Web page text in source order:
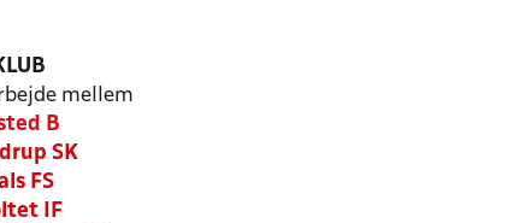
mellem
B
SK
FS
IF